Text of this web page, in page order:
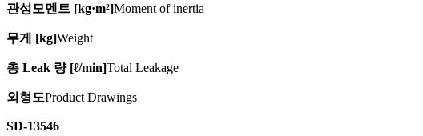
관성모멘트 [kg·m²]Moment of inertia
무게 [kg]Weight
총 Leak 량 [ℓ/min]Total Leakage
외형도Product Drawings
SD-13546